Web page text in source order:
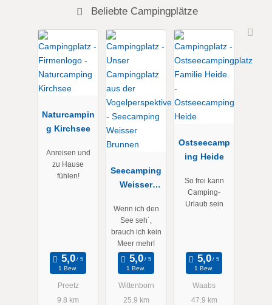
Beliebte Campingplätze
Naturcampin
g Kirchsee
Anreisen und
zu Hause
fühlen!
1 Bew.
Preetz
9.8 km
Seecamping
Weisser
Wenn ich den
See seh´,
brauch ich kein
Meer mehr!
1 Bew.
Wittenborn
25.9 km
Ostseecamp
ing Heide
So frei kann
Camping-
Urlaub sein
1 Bew.
Waabs
47.9 km